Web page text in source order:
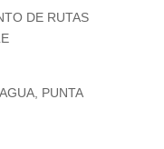
DE RUTAS
PUNTA